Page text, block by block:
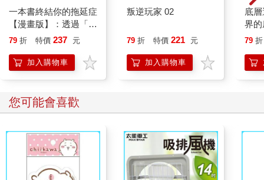
看看究竟是怎麼回事，但那個放屁的護士用粗壯的手臂壓住她，
非得讓她待在床上不可。她們簡直快要打起來了，因為媽變得歇
聲尖叫要找醫生過來。但是你猜發生什麼事？醫生竟然昏倒了！
直接倒在地上！放屁護士一見他昏倒，開始用腳踢他，不斷對他
大吼：「你是哪門子醫生？你是哪門子醫生？起來！快給我起
生叫醒的，其實是那個屁。總之，媽講這段故事時，還把所有動
作都演出來，包括放屁的聲音。實在有夠、有夠、有夠、有夠好
媽說，那個放屁護士其實是個好人。她全程陪著媽，就連後來爸
回來、醫生來告訴他們我病得很重，她也都沒有離開她身邊。媽
還記得醫生跟她說我恐怕活不過那晚時，那個護士在她耳畔輕聲
安慰她：「由上帝所生的每個人，必戰勝世界。」隔天，在我撐
一本書終結你的拖延症
【漫畫版】：透過「小
行動」打開大腦的行動
「行動派」的37個科
學方法
79 折 特價 237 元
加入購物車
叛逆玩家 02
79 折 特價 221 元
加入購物車
底
界
79 折
您可能會喜歡